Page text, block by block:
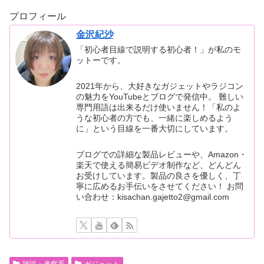
プロフィール
金沢紀沙
「初心者目線で説明する初心者！」が私のモ
ットーです。
2021年から、大好きなガジェットやラジコン
の魅力をYouTubeとブログで発信中。 難しい
専門用語は出来るだけ使いません！「私のよ
うな初心者の方でも、一緒に楽しめるよう
に」という目線を一番大切にしています。
ブログでの詳細な製品レビューや、Amazon・
楽天で使える簡易ビデオ制作など、どんどん
お受けしています。製品の良さを優しく、丁
寧に広めるお手伝いをさせてください！ お問
い合わせ：kisachan.gajetto2@gmail.com